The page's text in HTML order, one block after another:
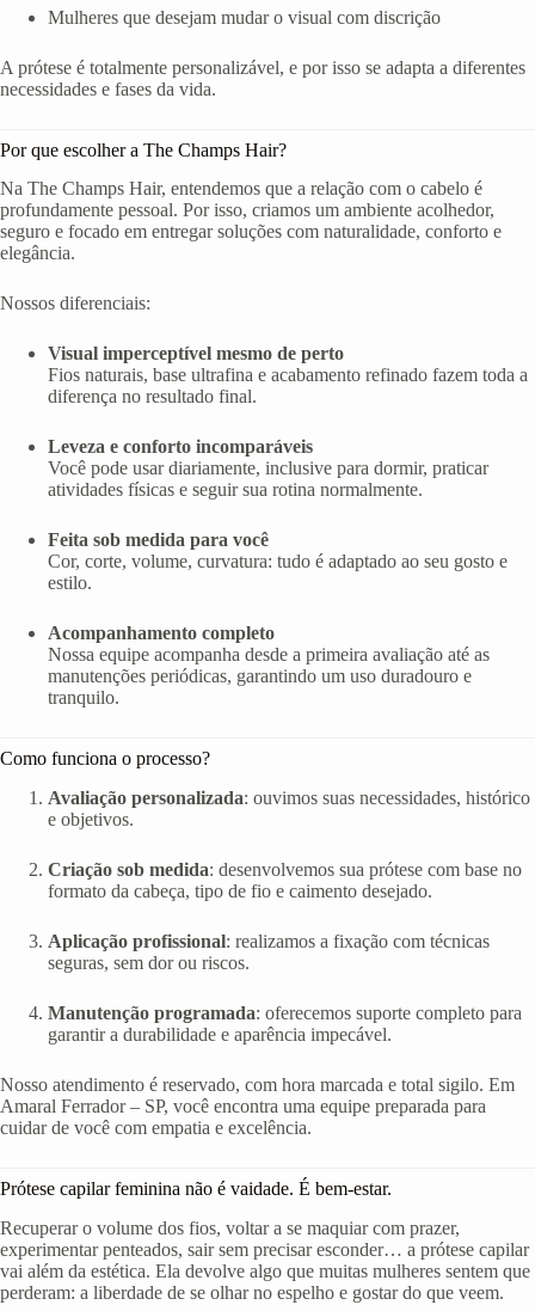
Mulheres que desejam mudar o visual com discrição
A prótese é totalmente personalizável, e por isso se adapta a diferentes
necessidades e fases da vida.
Por que escolher a The Champs Hair?
Na The Champs Hair, entendemos que a relação com o cabelo é
profundamente pessoal. Por isso, criamos um ambiente acolhedor,
seguro e focado em entregar soluções com naturalidade, conforto e
elegância.
Nossos diferenciais:
Visual imperceptível mesmo de perto
Fios naturais, base ultrafina e acabamento refinado fazem toda a
diferença no resultado final.
Leveza e conforto incomparáveis
Você pode usar diariamente, inclusive para dormir, praticar
atividades físicas e seguir sua rotina normalmente.
Feita sob medida para você
Cor, corte, volume, curvatura: tudo é adaptado ao seu gosto e
estilo.
Acompanhamento completo
Nossa equipe acompanha desde a primeira avaliação até as
manutenções periódicas, garantindo um uso duradouro e
tranquilo.
Como funciona o processo?
Avaliação personalizada: ouvimos suas necessidades, histórico
e objetivos.
Criação sob medida: desenvolvemos sua prótese com base no
formato da cabeça, tipo de fio e caimento desejado.
Aplicação profissional: realizamos a fixação com técnicas
seguras, sem dor ou riscos.
Manutenção programada: oferecemos suporte completo para
garantir a durabilidade e aparência impecável.
Nosso atendimento é reservado, com hora marcada e total sigilo. Em
Amaral Ferrador – SP, você encontra uma equipe preparada para
cuidar de você com empatia e excelência.
Prótese capilar feminina não é vaidade. É bem-estar.
Recuperar o volume dos fios, voltar a se maquiar com prazer,
experimentar penteados, sair sem precisar esconder… a prótese capilar
vai além da estética. Ela devolve algo que muitas mulheres sentem que
perderam: a liberdade de se olhar no espelho e gostar do que veem.